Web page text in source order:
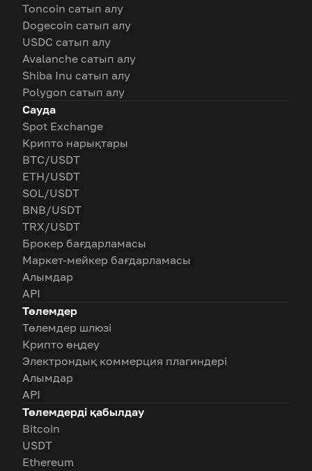
Toncoin сатып алу
Dogecoin сатып алу
USDC сатып алу
Avalanche сатып алу
Shiba Inu сатып алу
Polygon сатып алу
Сауда
Spot Exchange
Крипто нарықтары
BTC/USDT
ETH/USDT
SOL/USDT
BNB/USDT
TRX/USDT
Брокер бағдарламасы
Маркет-мейкер бағдарламасы
Алымдар
API
Төлемдер
Төлемдер шлюзі
Крипто өңдеу
Электрондық коммерция плагиндері
Алымдар
API
Төлемдерді қабылдау
Bitcoin
USDT
Ethereum